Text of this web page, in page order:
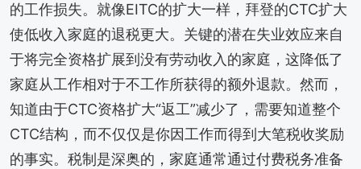
的工作损失。就像EITC的扩大一样，拜登的CTC扩大
使低收入家庭的退税更大。关键的潜在失业效应来自
于将完全资格扩展到没有劳动收入的家庭，这降低了
家庭从工作相对于不工作所获得的额外退款。然而，
知道由于CTC资格扩大“返工”减少了，需要知道整个
CTC结构，而不仅仅是你因工作而得到大笔税收奖励
的事实。税制是深奥的，家庭通常通过付费税务准备